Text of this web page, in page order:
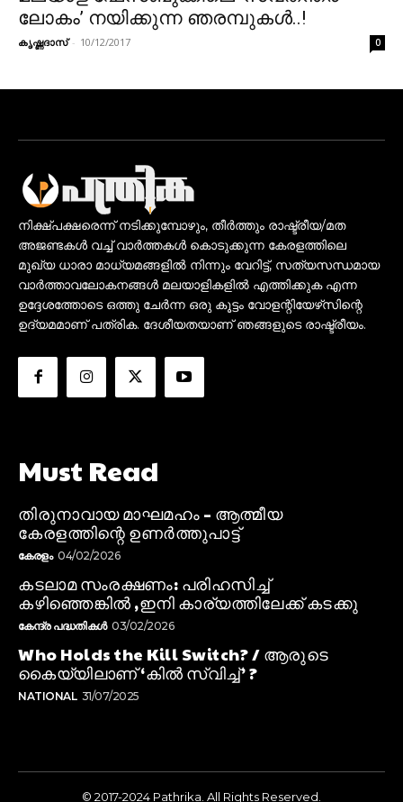
ലോകം’ നയിക്കുന്ന ഞരമ്പുകൾ..!
കൃഷ്ണദാസ് - 10/12/2017 0
നിക്ഷ്പക്ഷരെന്ന് നടിക്കുമ്പോഴും, തീർത്തും രാഷ്ട്രീയ/മത
അജണ്ടകൾ വച്ച് വാർത്തകൾ കൊടുക്കുന്ന കേരളത്തിലെ
മുഖ്യ ധാരാ മാധ്യമങ്ങളിൽ നിന്നും വേറിട്ട്, സത്യസന്ധമായ
വാർത്താവലോകനങ്ങൾ മലയാളികളിൽ എത്തിക്കുക എന്ന
ഉദ്ദേശത്തോടെ ഒത്തു ചേർന്ന ഒരു കൂട്ടം വോളന്റിയേഴ്‌സിന്റെ
ഉദ്യമമാണ് പത്രിക. ദേശീയതയാണ് ഞങ്ങളുടെ രാഷ്ട്രീയം.
Must Read
തിരുനാവായ മാഘമഹം – ആത്മീയ
കേരളത്തിന്റെ ഉണർത്തുപാട്ട്
കേരളം 04/02/2026
കടലാമ സംരക്ഷണം: പരിഹസിച്ച്
കഴിഞ്ഞെങ്കിൽ ,ഇനി കാര്യത്തിലേക്ക് കടക്കു
കേന്ദ്ര പദ്ധതികൾ 03/02/2026
Who Holds the Kill Switch? / ആരുടെ
കൈയ്യിലാണ് ‘കിൽ സ്വിച്ച്’ ?
NATIONAL 31/07/2025
© 2017-2024 Pathrika. All Rights Reserved.